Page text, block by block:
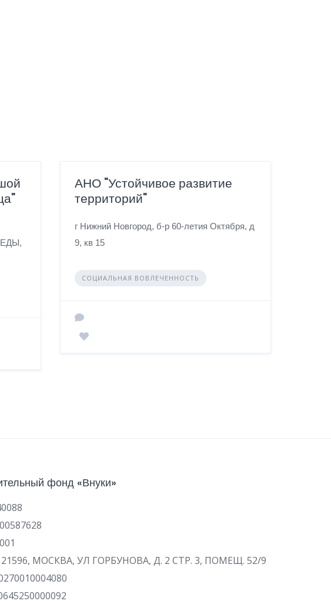
АНО "Устойчивое развитие
территорий"
г Нижний Новгород, б-р 60-летия Октября, д
9, кв 15
СОЦИАЛЬНАЯ ВОВЛЕЧЕННОСТЬ
фонд «Внуки»
МОСКВА, УЛ ГОРБУНОВА, Д. 2 СТР. 3, ПОМЕЩ. 52/9